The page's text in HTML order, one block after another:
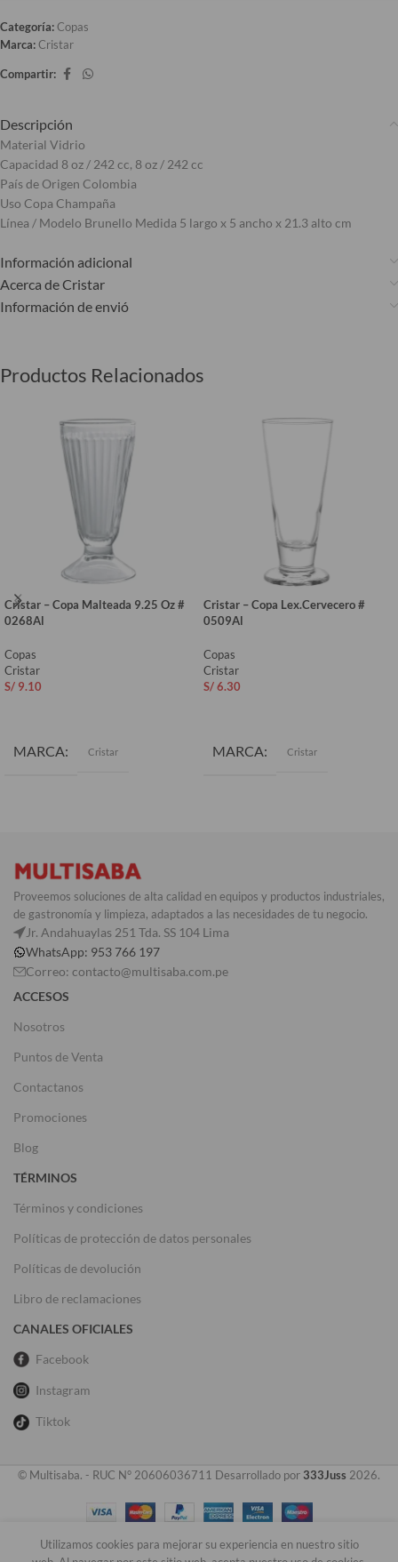
Categoría:Copas
Marca:Cristar
Compartir:
Descripción
Material Vidrio
Capacidad 8 oz / 242 cc, 8 oz / 242 cc
País de Origen Colombia
Uso Copa Champaña
Línea / Modelo Brunello Medida 5 largo x 5 ancho x 21.3 alto cm
Información adicional
Acerca de Cristar
Información de envió
Productos Relacionados
Cristar – Copa Malteada 9.25 Oz #
0268Al
Copas
Cristar
S/ 9.10
MARCA Cristar
Cristar – Copa Lex.Cervecero #
0509Al
Copas
Cristar
S/6.30
MARCA Cristar
Proveemos soluciones de alta calidad en equipos y productos industriales,
de gastronomía y limpieza, adaptados a las necesidades de tu negocio.
Jr. Andahuaylas 251 Tda. SS 104 Lima
WhatsApp: 953 766 197
Correo: contacto@multisaba.com.pe
ACCESOS
Nosotros
Puntos de Venta
Contactanos
Promociones
Blog
TÉRMINOS
Términos y condiciones
Políticas de protección de datos personales
Políticas de devolución
Libro de reclamaciones
CANALES OFICIALES
Facebook
Instagram
Tiktok
© Multisaba. - RUC N° 20606036711 Desarrollado por 333Juss 2026.
0
Utilizamos cookies para mejorar su experiencia en nuestro sitio